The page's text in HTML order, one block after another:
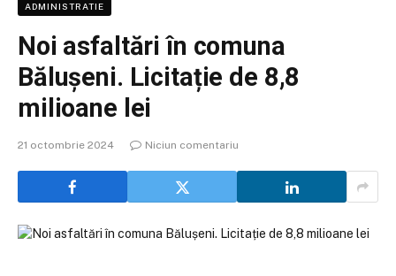
ADMINISTRATIE
Noi asfaltări în comuna
Bălușeni. Licitație de 8,8
milioane lei
21 octombrie 2024 Niciun comentariu